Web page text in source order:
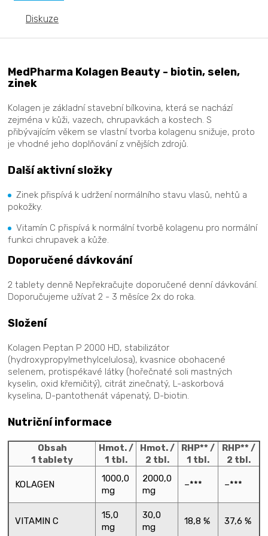
Diskuze
MedPharma Kolagen Beauty - biotin, selen,
zinek
Kolagen je základní stavební bílkovina, která se nachází
zejména v kůži, vazech, chrupavkách a kostech. S
přibývajícím věkem se vlastní tvorba kolagenu snižuje, proto
je vhodné jeho doplňování z vnějších zdrojů.
Další aktivní složky
Zinek přispívá k udržení normálního stavu vlasů, nehtů a
pokožky.
Vitamín C přispívá k normální tvorbě kolagenu pro normální
funkci chrupavek a kůže.
Doporučené dávkování
2 tablety denně Nepřekračujte doporučené denní dávkování.
Doporučujeme užívat 2 - 3 měsíce 2x do roka.
Složení
Kolagen Peptan P 2000 HD, stabilizátor
(hydroxypropylmethylcelulosa), kvasnice obohacené
selenem, protispékavé látky (hořečnaté soli mastných
kyselin, oxid křemičitý), citrát zinečnatý, L-askorbová
kyselina, D-pantothenát vápenatý, D-biotin.
Nutriční informace
Obsah
1 tablety
Hmot. /
1 tbl.
Hmot. /
2 tbl.
RHP** /
1 tbl.
RHP** /
2 tbl.
KOLAGEN
1000,0
mg
2000,0
mg
–*** –***
VITAMIN C
15,0
mg
30,0
mg
18,8 % 37,6 %